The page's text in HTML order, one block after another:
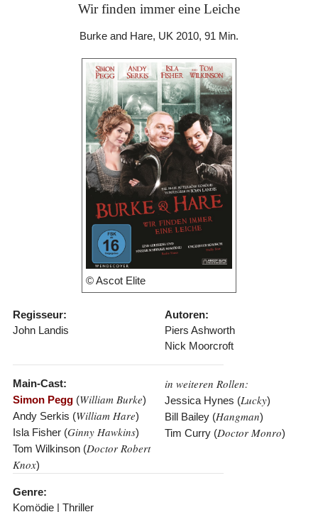
Wir finden immer eine Leiche
Burke and Hare, UK 2010, 91 Min.
© Ascot Elite
Regisseur:
John Landis
Autoren:
Piers Ashworth
Nick Moorcroft
Main-Cast:
Simon Pegg(William Burke)
Andy Serkis (William Hare)
Isla Fisher (Ginny Hawkins)
Tom Wilkinson (Doctor Robert
Knox)
in weiteren Rollen:
Jessica Hynes (Lucky)
Bill Bailey (Hangman)
Tim Curry (Doctor Monro)
Genre:
Komödie | Thriller